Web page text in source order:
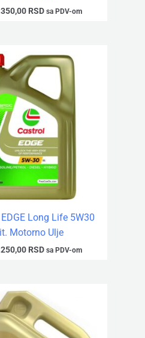
RSD sa PDV-om
Long Life 5W30
Motorno Ulje
RSD sa PDV-om